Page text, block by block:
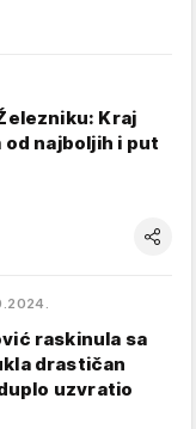
Kraj
od najboljih i put
raskinula sa
drastičan
uzvratio